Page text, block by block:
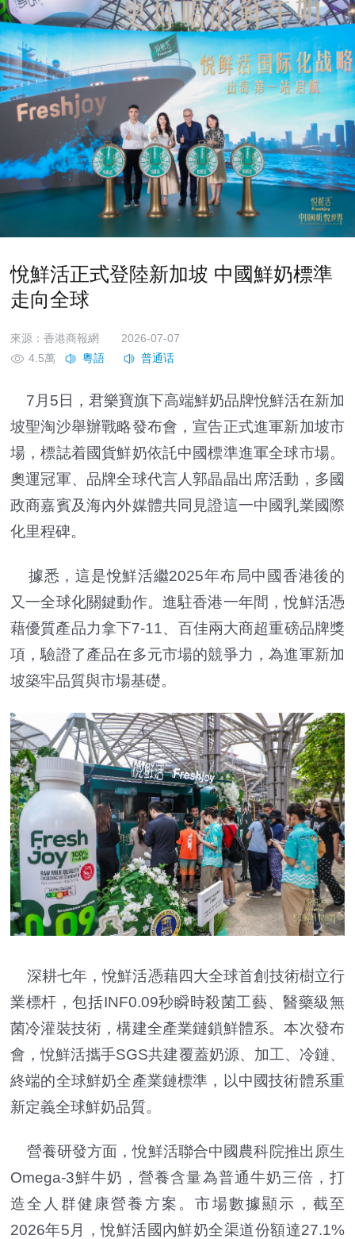
悅鮮活正式登陸新加坡 中國鮮奶標準
走向全球
來源：香港商報網
2026-07-07
4.5萬
7月5日，君樂寶旗下高端鮮奶品牌悅鮮活在新加
坡聖淘沙舉辦戰略發布會，宣告正式進軍新加坡市
場，標誌着國貨鮮奶依託中國標準進軍全球市場。
奧運冠軍、品牌全球代言人郭晶晶出席活動，多國
政商嘉賓及海內外媒體共同見證這一中國乳業國際
化里程碑。
據悉，這是悅鮮活繼2025年布局中國香港後的
又一全球化關鍵動作。進駐香港一年間，悅鮮活憑
藉優質產品力拿下7-11、百佳兩大商超重磅品牌獎
項，驗證了產品在多元市場的競爭力，為進軍新加
坡築牢品質與市場基礎。
深耕七年，悅鮮活憑藉四大全球首創技術樹立行
業標杆，包括INF0.09秒瞬時殺菌工藝、醫藥級無
菌冷灌裝技術，構建全產業鏈鎖鮮體系。本次發布
會，悅鮮活攜手SGS共建覆蓋奶源、加工、冷鏈、
終端的全球鮮奶全產業鏈標準，以中國技術體系重
新定義全球鮮奶品質。
營養研發方面，悅鮮活聯合中國農科院推出原生
Omega-3鮮牛奶，營養含量為普通牛奶三倍，打
造全人群健康營養方案。市場數據顯示，截至
2026年5月，悅鮮活國內鮮奶全渠道份額達27.1%